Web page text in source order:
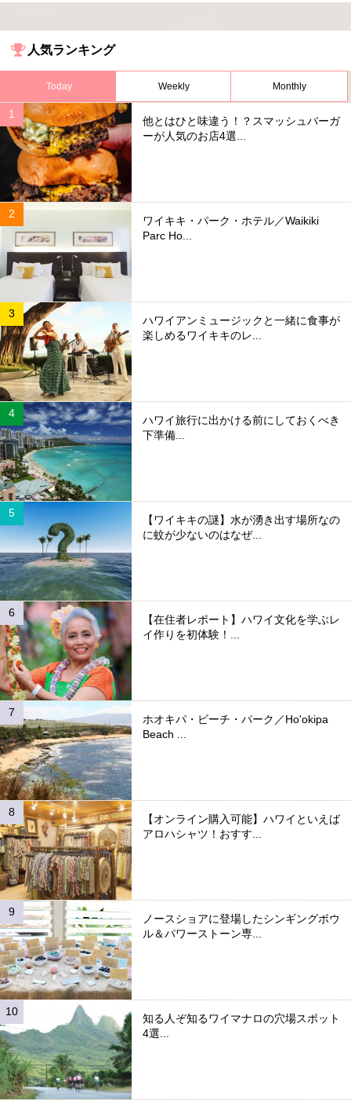
人気ランキング
Today Weekly Monthly
他とはひと味違う！？スマッシュバーガ
ーが人気のお店4選...
ワイキキ・パーク・ホテル／Waikiki
Parc Ho...
ハワイアンミュージックと一緒に食事が
楽しめるワイキキのレ...
ハワイ旅行に出かける前にしておくべき
下準備...
【ワイキキの謎】水が湧き出す場所なの
に蚊が少ないのはなぜ...
【在住者レポート】ハワイ文化を学ぶレ
イ作りを初体験！...
ホオキパ・ビーチ・パーク／Ho'okipa
Beach ...
【オンライン購入可能】ハワイといえば
アロハシャツ！おすす...
ノースショアに登場したシンギングボウ
ル＆パワーストーン専...
知る人ぞ知るワイマナロの穴場スポット
4選...